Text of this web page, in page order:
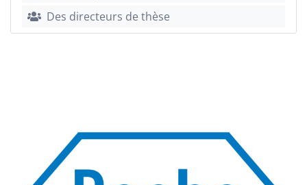
Des directeurs de thèse